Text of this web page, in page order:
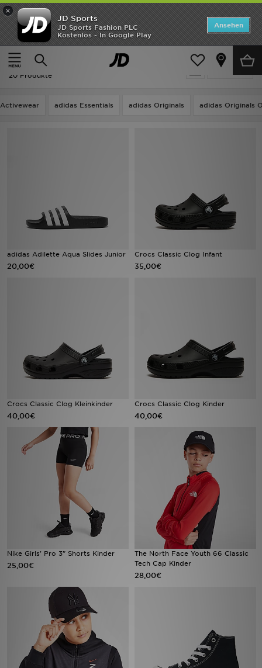
×
JD Sports
JD Sports Fashion PLC
Kostenlos - In Google Play
Ansehen
Startseite
Kinder
verfeinern
Kinder - Schwarz Spring Essentials
20 Produkte
Activewear adidas Essentials adidas Originals adidas Originals
adidas Adilette Aqua Slides Junior
20,00€
Crocs Classic Clog Infant
35,00€
Crocs Classic Clog Kleinkinder
40,00€
Crocs Classic Clog Kinder
40,00€
Nike Girls' Pro 3" Shorts Kinder
25,00€
The North Face Youth 66 Classic
Tech Cap Kinder
28,00€
Startseite
ANGEBOTE
Marken
Bestsellers
Geschenkkarte
Filialfinder
Meine Nachrichten
Bestellverfolgung
Hilfe & Kontakt
Trending Styles